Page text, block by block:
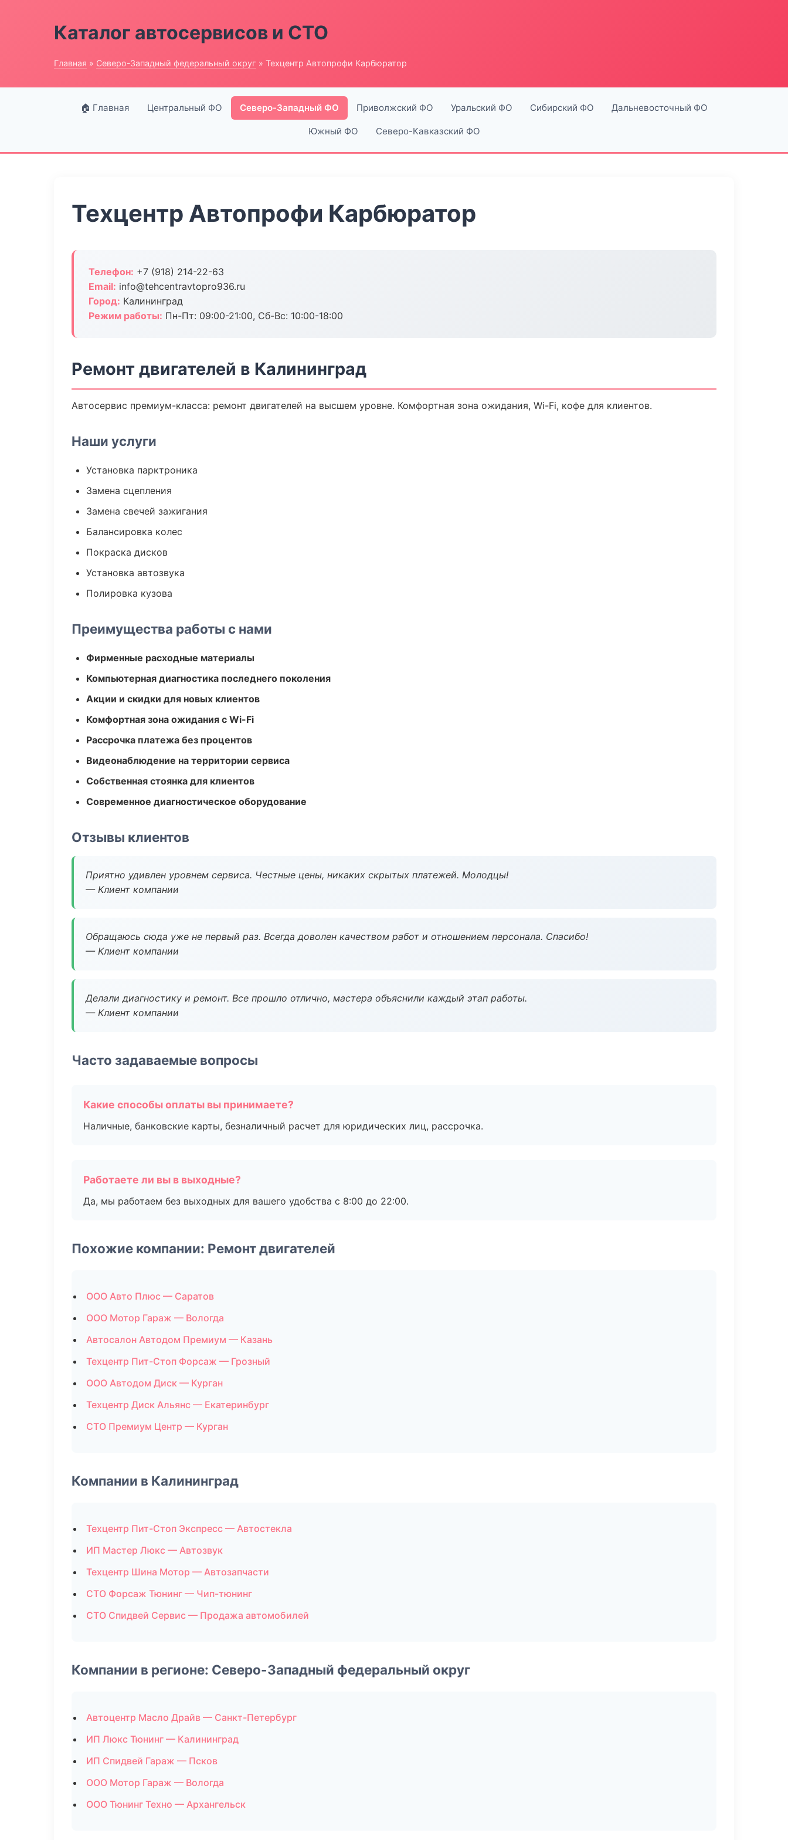
Каталог автосервисов и СТО
Главная » Северо-Западный федеральный округ » Техцентр Автопрофи Карбюратор
🏠 Главная Центральный ФО Северо-Западный ФО Приволжский ФО Уральский ФО Сибирский ФО Дальневосточный ФО
Южный ФО Северо-Кавказский ФО
Техцентр Автопрофи Карбюратор
Телефон: +7 (918) 214-22-63
Email: info@tehcentravtopro936.ru
Город: Калининград
Режим работы: Пн-Пт: 09:00-21:00, Сб-Вс: 10:00-18:00
Ремонт двигателей в Калининград
Автосервис премиум-класса: ремонт двигателей на высшем уровне. Комфортная зона ожидания, Wi-Fi, кофе для клиентов.
Наши услуги
Установка парктроника
Замена сцепления
Замена свечей зажигания
Балансировка колес
Покраска дисков
Установка автозвука
Полировка кузова
Преимущества работы с нами
Фирменные расходные материалы
Компьютерная диагностика последнего поколения
Акции и скидки для новых клиентов
Комфортная зона ожидания с Wi-Fi
Рассрочка платежа без процентов
Видеонаблюдение на территории сервиса
Собственная стоянка для клиентов
Современное диагностическое оборудование
Отзывы клиентов
Приятно удивлен уровнем сервиса. Честные цены, никаких скрытых платежей. Молодцы!
— Клиент компании
Обращаюсь сюда уже не первый раз. Всегда доволен качеством работ и отношением персонала. Спасибо!
— Клиент компании
Делали диагностику и ремонт. Все прошло отлично, мастера объяснили каждый этап работы.
— Клиент компании
Часто задаваемые вопросы
Какие способы оплаты вы принимаете?
Наличные, банковские карты, безналичный расчет для юридических лиц, рассрочка.
Работаете ли вы в выходные?
Да, мы работаем без выходных для вашего удобства с 8:00 до 22:00.
Похожие компании: Ремонт двигателей
ООО Авто Плюс — Саратов
ООО Мотор Гараж — Вологда
Автосалон Автодом Премиум — Казань
Техцентр Пит-Стоп Форсаж — Грозный
ООО Автодом Диск — Курган
Техцентр Диск Альянс — Екатеринбург
СТО Премиум Центр — Курган
Компании в Калининград
Техцентр Пит-Стоп Экспресс — Автостекла
ИП Мастер Люкс — Автозвук
Техцентр Шина Мотор — Автозапчасти
СТО Форсаж Тюнинг — Чип-тюнинг
СТО Спидвей Сервис — Продажа автомобилей
Компании в регионе: Северо-Западный федеральный округ
Автоцентр Масло Драйв — Санкт-Петербург
ИП Люкс Тюнинг — Калининград
ИП Спидвей Гараж — Псков
ООО Мотор Гараж — Вологда
ООО Тюнинг Техно — Архангельск